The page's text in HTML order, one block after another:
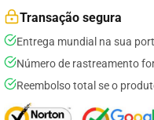
Transação segura
Entrega mundial na sua
Número de rastreamento
Reembolso total se o